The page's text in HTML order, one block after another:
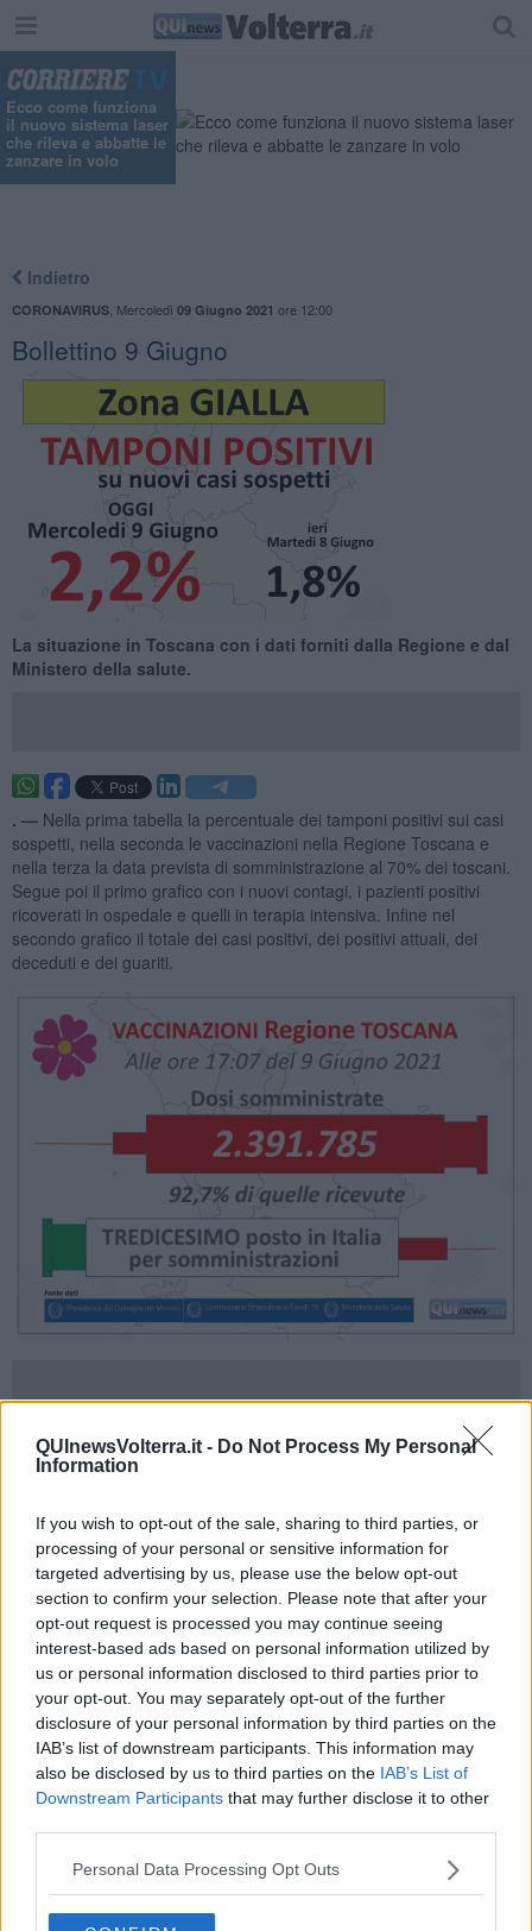
QUInewsVolterra.it - Do Not Process My Personal
Information
If you wish to opt-out of the sale, sharing to third parties, or
processing of your personal or sensitive information for
targeted advertising by us, please use the below opt-out
section to confirm your selection. Please note that after your
opt-out request is processed you may continue seeing
interest-based ads based on personal information utilized by
us or personal information disclosed to third parties prior to
your opt-out. You may separately opt-out of the further
disclosure of your personal information by third parties on the
IAB’s list of downstream participants. This information may
also be disclosed by us to third parties on the IAB’s List of
Downstream Participants that may further disclose it to other
Personal Data Processing Opt Outs
Ecco come funziona
il nuovo sistema laser
che rileva e abbatte le
zanzare in volo
Indietro
CORONAVIRUS, Mercoledì 09 Giugno 2021 ore 12:00
Bollettino 9 Giugno
​La situazione in Toscana con i dati forniti dalla Regione e dal
Ministero della salute.
. — Nella prima tabella la percentuale dei tamponi positivi sui casi
sospetti, nella seconda le vaccinazioni nella Regione Toscana e
nella terza la data prevista di somministrazione al 70% dei toscani.
Segue poi il primo grafico con i nuovi contagi, i pazienti positivi
ricoverati in ospedale e quelli in terapia intensiva. Infine nel
secondo grafico il totale dei casi positivi, dei positivi attuali, dei
deceduti e dei guariti.